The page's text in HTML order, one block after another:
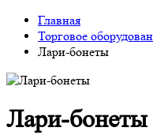
Главная
Торговое
Лари-бонеты
Лари-бонеты